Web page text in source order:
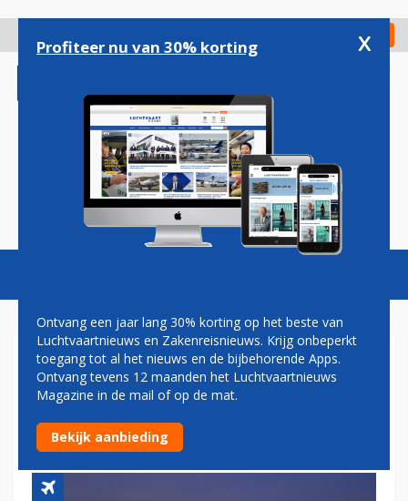
gaan
Check in
Magazine Podcasts Vacatures
POPULAIR: VOOR 460 EURO
IN EEN STILSTAANDE BOEING
DINEREN
Profiteer nu van 30% korting x
Ontvang een jaar lang 30% korting op het beste van
Luchtvaartnieuws en Zakenreisnieuws. Krijg onbeperkt
toegang tot al het nieuws en de bijbehorende Apps.
Ontvang tevens 12 maanden het Luchtvaartnieuws
Magazine in de mail of op de mat.
Bekijk aanbieding